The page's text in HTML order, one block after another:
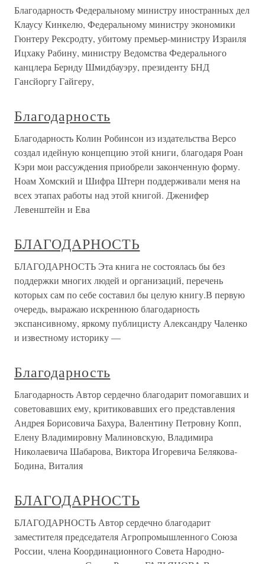
Благодарность Федеральному министру иностранных дел
Клаусу Кинкелю, Федеральному министру экономики
Гюнтеру Рексродту, убитому премьер-министру Израиля
Ицхаку Рабину, министру Ведомства Федерального
канцлера Бернду Шмидбауэру, президенту БНД
Гансйоргу Гайгеру,
Благодарность
Благодарность Колин Робинсон из издательства Версо
создал идейную концепцию этой книги, благодаря Роан
Кэри мои рассуждения приобрели законченную форму.
Ноам Хомский и Шифра Штерн поддерживали меня на
всех этапах работы над этой книгой. Дженифер
Левенштейн и Ева
БЛАГОДАРНОСТЬ
БЛАГОДАРНОСТЬ Эта книга не состоялась бы без
поддержки многих людей и организаций, перечень
которых сам по себе составил бы целую книгу.В первую
очередь, выражаю искреннюю благодарность
экспансивному, яркому публицисту Александру Чаленко
и известному историку —
Благодарность
Благодарность Автор сердечно благодарит помогавших и
советовавших ему, критиковавших его представления
Андрея Борисовича Бахура, Валентину Петровну Копп,
Елену Владимировну Малиновскую, Владимира
Николаевича Шабарова, Виктора Игоревича Белякова-
Бодина, Виталия
БЛАГОДАРНОСТЬ
БЛАГОДАРНОСТЬ Автор сердечно благодарит
заместителя председателя Агропромышленного Союза
России, члена Координационного Совета Народно-